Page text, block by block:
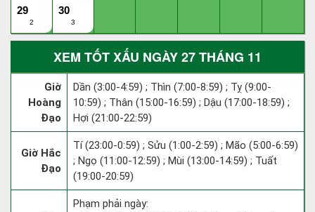
29
2
30
3
XEM TỐT XẤU NGÀY 27 THÁNG 11
Giờ
Hoàng
Đạo
Dần (3:00-4:59) ; Thìn (7:00-8:59) ; Tỵ (9:00-
10:59) ; Thân (15:00-16:59) ; Dậu (17:00-18:59) ;
Hợi (21:00-22:59)
Giờ Hắc
Đạo
Tí (23:00-0:59) ; Sửu (1:00-2:59) ; Mão (5:00-6:59)
; Ngọ (11:00-12:59) ; Mùi (13:00-14:59) ; Tuất
(19:00-20:59)
Phạm phải ngày: